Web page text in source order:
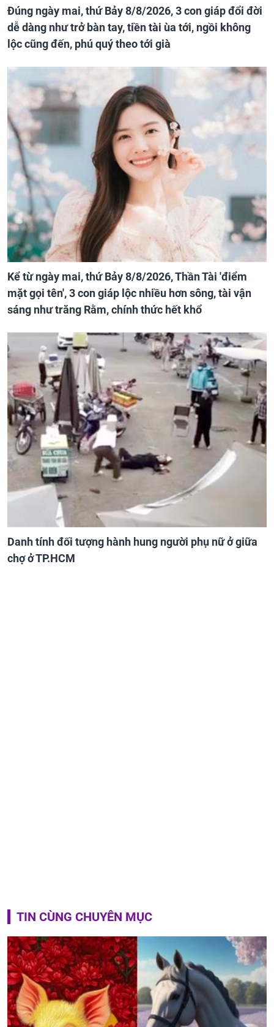
Đúng ngày mai, thứ Bảy 8/8/2026, 3 con giáp đổi đời
dễ dàng như trở bàn tay, tiền tài ùa tới, ngồi không
lộc cũng đến, phú quý theo tới già
Kể từ ngày mai, thứ Bảy 8/8/2026, Thần Tài 'điểm
mặt gọi tên', 3 con giáp lộc nhiều hơn sông, tài vận
sáng như trăng Rằm, chính thức hết khổ
Danh tính đối tượng hành hung người phụ nữ ở giữa
chợ ở TP.HCM
TIN CÙNG CHUYÊN MỤC